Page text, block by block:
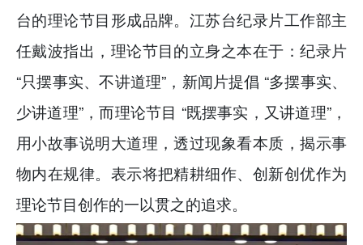
台的理论节目形成品牌。江苏台纪录片工作部主
任戴波指出，理论节目的立身之本在于：纪录片
“只摆事实、不讲道理”，新闻片提倡 “多摆事实、
少讲道理”，而理论节目 “既摆事实，又讲道理”，
用小故事说明大道理，透过现象看本质，揭示事
物内在规律。表示将把精耕细作、创新创优作为
理论节目创作的一以贯之的追求。